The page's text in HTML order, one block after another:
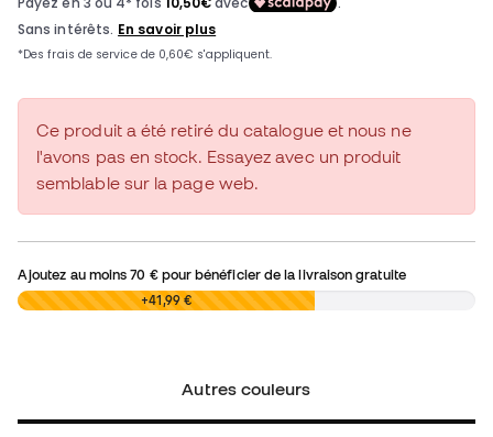
Ce produit a été retiré du catalogue et nous ne
l'avons pas en stock. Essayez avec un produit
semblable sur la page web.
Ajoutez au moins70 €pour bénéficier de la livraison gratuite
0,00 € +41,99 €
Autres couleurs